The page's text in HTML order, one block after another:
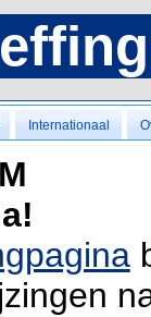
Internationaal